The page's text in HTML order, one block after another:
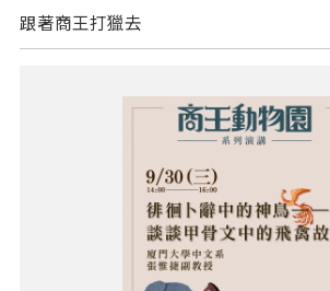
跟著商王打獵去